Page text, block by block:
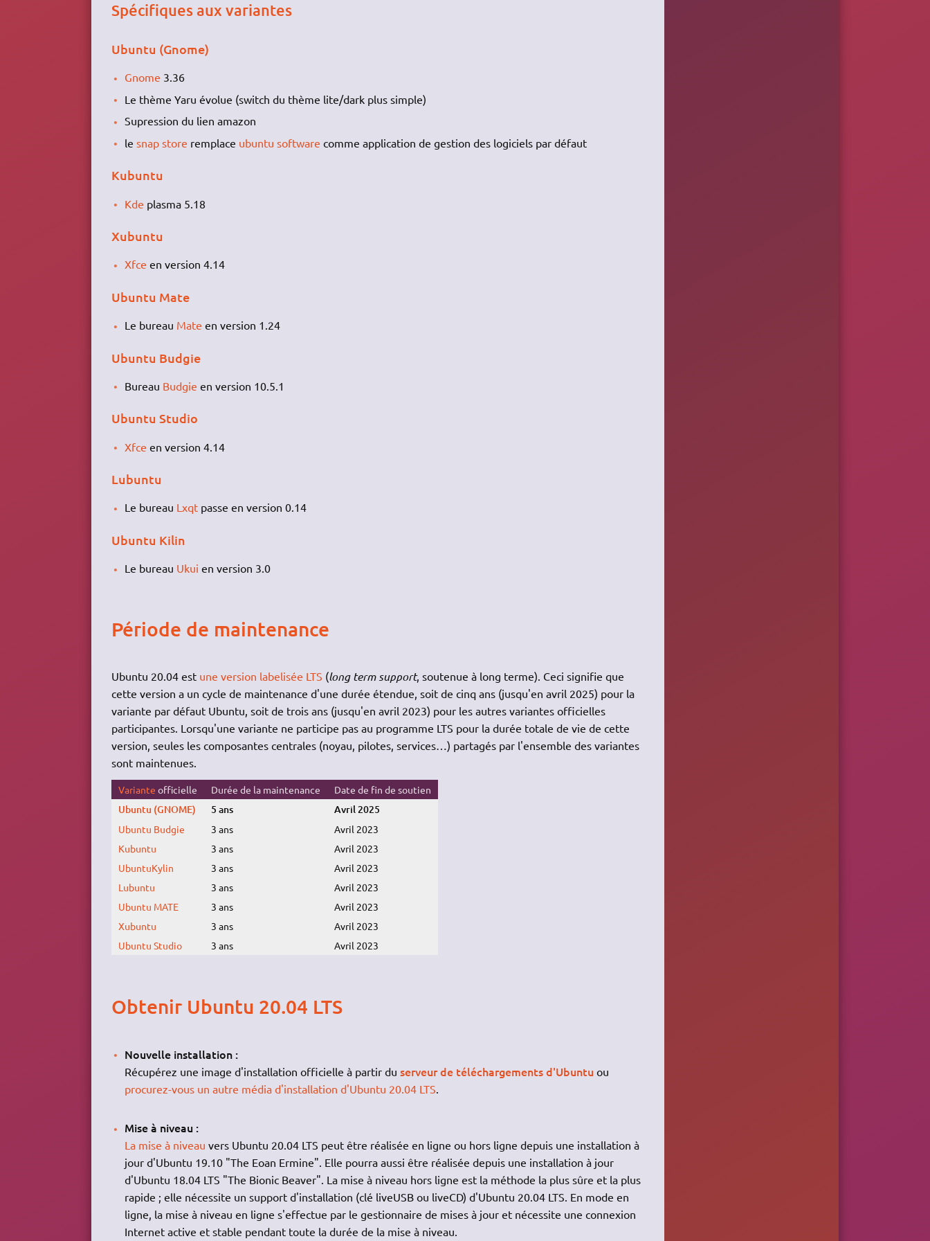
Spécifiques aux variantes
Ubuntu (Gnome)
Gnome 3.36
Le thème Yaru évolue (switch du thème lite/dark plus simple)
Supression du lien amazon
le snap store remplace ubuntu software comme application de gestion des logiciels par défaut
Kubuntu
Kde plasma 5.18
Xubuntu
Xfce en version 4.14
Ubuntu Mate
Le bureau Mate en version 1.24
Ubuntu Budgie
Bureau Budgie en version 10.5.1
Ubuntu Studio
Xfce en version 4.14
Lubuntu
Le bureau Lxqt passe en version 0.14
Ubuntu Kilin
Le bureau Ukui en version 3.0
Période de maintenance
Ubuntu 20.04 est une version labelisée LTS (long term support, soutenue à long terme). Ceci signifie que
cette version a un cycle de maintenance d'une durée étendue, soit de cinq ans (jusqu'en avril 2025) pour la
variante par défaut Ubuntu, soit de trois ans (jusqu'en avril 2023) pour les autres variantes officielles
participantes. Lorsqu'une variante ne participe pas au programme LTS pour la durée totale de vie de cette
version, seules les composantes centrales (noyau, pilotes, services…) partagés par l'ensemble des variantes
sont maintenues.
Variante officielle Durée de la maintenance Date de fin de soutien
Ubuntu (GNOME) 5 ans Avril 2025
Ubuntu Budgie 3 ans
Avril 2023
Kubuntu
3 ans
Avril 2023
UbuntuKylin
3 ans
Avril 2023
Lubuntu
3 ans
Avril 2023
Ubuntu MATE
3 ans
Avril 2023
Xubuntu
3 ans
Avril 2023
Ubuntu Studio
3 ans Avril 2023
Obtenir Ubuntu 20.04 LTS
Nouvelle installation :
Récupérez une image d'installation officielle à partir duserveur de téléchargements d'Ubuntu ou
procurez-vous un autre média d'installation d'Ubuntu 20.04 LTS
Mise à niveau :
La mise à niveau vers Ubuntu 20.04 LTS peut être réalisée en ligne ou hors ligne depuis une installation à
jour d'Ubuntu 19.10 "The Eoan Ermine". Elle pourra aussi être réalisée depuis une installation à jour
d'Ubuntu 18.04 LTS "The Bionic Beaver". La mise à niveau hors ligne est la méthode la plus sûre et la plus
rapide ; elle nécessite un support d'installation (clé liveUSB ou liveCD) d'Ubuntu 20.04 LTS. En mode en
ligne, la mise à niveau en ligne s'effectue par le gestionnaire de mises à jour et nécessite une connexion
Internet active et stable pendant toute la durée de la mise à niveau.